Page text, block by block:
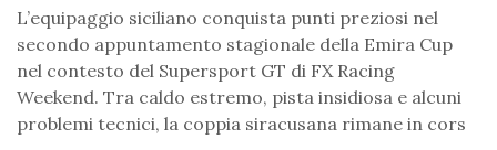
L’equipaggio siciliano conquista punti preziosi nel
secondo appuntamento stagionale della Emira Cup
nel contesto del Supersport GT di FX Racing
Weekend. Tra caldo estremo, pista insidiosa e alcuni
problemi tecnici, la coppia siracusana rimane in cors